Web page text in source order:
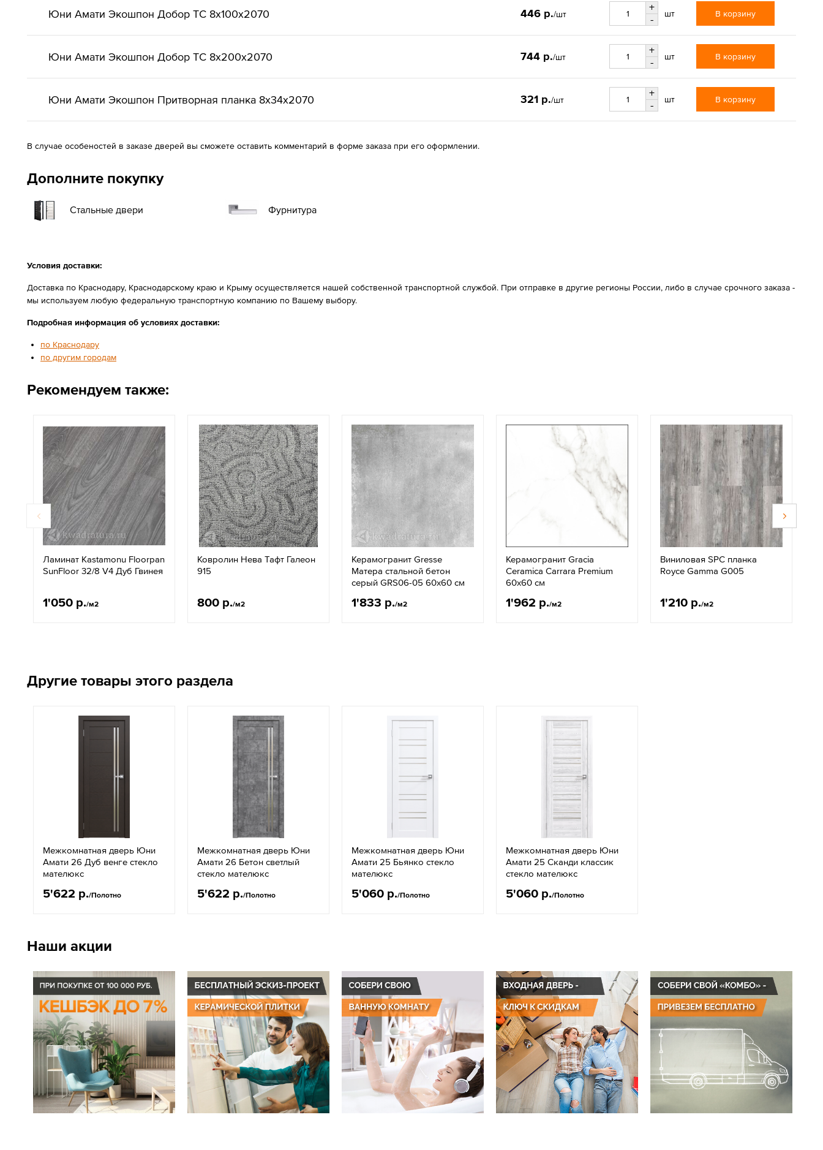
Юни Амати Экошпон Добор ТС 8x100x2070 446 р./шт
+
-
шт В корзину
Юни Амати Экошпон Добор ТС 8x200x2070 744 р./шт
+
-
шт В корзину
Юни Амати Экошпон Притворная планка 8х34х2070 321 р./шт
+
-
шт В корзину
В случае особеностей в заказе дверей вы сможете оставить комментарий в форме заказа при его оформлении.
Дополните покупку
Стальные двери Фурнитура
Условия доставки:
Доставка по Краснодару, Краснодарскому краю и Крыму осуществляется нашей собственной транспортной службой. При отправке в другие регионы России, либо в случае срочного заказа -
мы используем любую федеральную транспортную компанию по Вашему выбору.
Подробная информация об условиях доставки:
по Краснодару
по другим городам
Рекомендуем также:
Ламинат Kastamonu Floorpan
SunFloor 32/8 V4 Дуб Гвинея
1'050 р./м2
Ковролин Нева Тафт Галеон
915
800 р./м2
Керамогранит Gresse
Матера стальной бетон
серый GRS06-05 60х60 см
1'833 р./м2
Керамогранит Gracia
Ceramica Carrara Premium
60х60 см
1'962 р./м2
Виниловая SPC планка
Royce Gamma G005
1'210 р./м2
Другие товары этого раздела
Межкомнатная дверь Юни
Амати 26 Дуб венге стекло
мателюкс
5'622 р./Полотно
Межкомнатная дверь Юни
Амати 26 Бетон светлый
стекло мателюкс
5'622 р./Полотно
Межкомнатная дверь Юни
Амати 25 Бьянко стекло
мателюкс
5'060 р./Полотно
Межкомнатная дверь Юни
Амати 25 Сканди классик
стекло мателюкс
5'060 р./Полотно
Наши акции